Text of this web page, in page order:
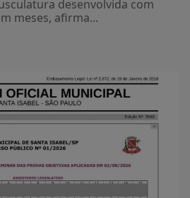
desenvolvida com
meses, afirma...